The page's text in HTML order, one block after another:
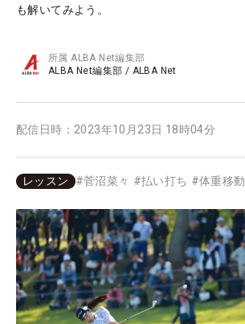
も解いてみよう。
所属ALBA Net編集部
ALBA Net編集部 / ALBA Net
配信日時： 2023年10月23日 18時04分
レッスン #菅沼菜々 #払い打ち #体重移動